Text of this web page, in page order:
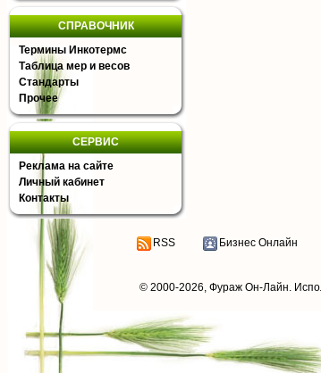
СПРАВОЧНИК
Термины Инкотермс
Таблица мер и весов
Стандарты
Прочее
СЕРВИС
Реклама на сайте
Личный кабинет
Контакты
RSS Бизнес Онлайн
© 2000-2026, Фураж Он-Лайн.